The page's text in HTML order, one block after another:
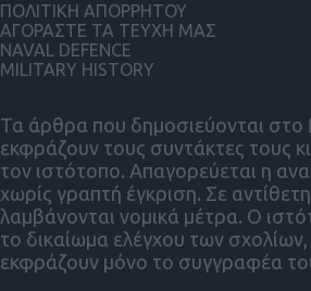
Τα άρθρα που δημοσιεύονται
εκφράζουν τους συντάκτες τους
τον ιστότοπο. Απαγορεύεται η
χωρίς γραπτή έγκριση. Σε
λαμβάνονται νομικά μέτρα. Ο
το δικαίωμα ελέγχου των
εκφράζουν μόνο το συγγραφέα
ΠΟΛΙΤΙΚΗ ΑΠΟΡΡΗΤΟΥ
ΑΓΟΡΑΣΤΕ ΤΑ ΤΕΥΧΗ ΜΑΣ
NAVAL DEFENCE
MILITARY HISTORY